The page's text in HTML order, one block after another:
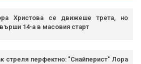
Христова се движеше трета, но
14-а в масовия старт
стреля перфектно: "Снайперист" Лора